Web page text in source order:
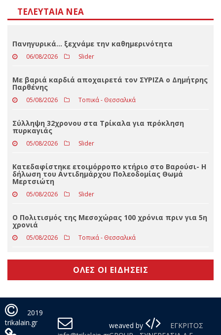
ΤΕΛΕΥΤΑΊΑ ΝΈΑ
Πανηγυρικά… ξεχνάμε την καθημερινότητα
06/08/2026 Slider
Με βαριά καρδιά αποχαιρετά τον ΣΥΡΙΖΑ ο Δημήτρης
Παρθένης
05/08/2026 Τοπικά - Θεσσαλικά
Σύλληψη 32χρονου στα Τρίκαλα για πρόκληση
πυρκαγιάς
05/08/2026
δήλωση του Αντιδημάρχου Πολεοδομίας Θωμά
Μερτσιώτη
05/08/2026 Slider
Ο Πολιτισμός της Μεσοχώρας 100 χρόνια πριν για 5η
05/08/2026 Τοπικά - Θεσσαλικά